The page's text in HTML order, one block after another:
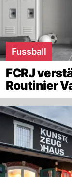
Fussball
FCRJ
Routinier